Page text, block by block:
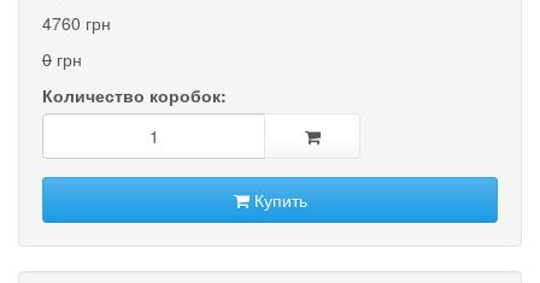
4760 грн
0 грн
Количество коробок:
Купить